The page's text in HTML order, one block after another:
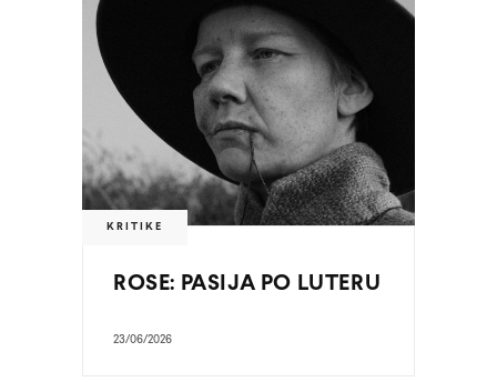
KRITIKE
ROSE: PASIJA PO LUTERU
23/06/2026